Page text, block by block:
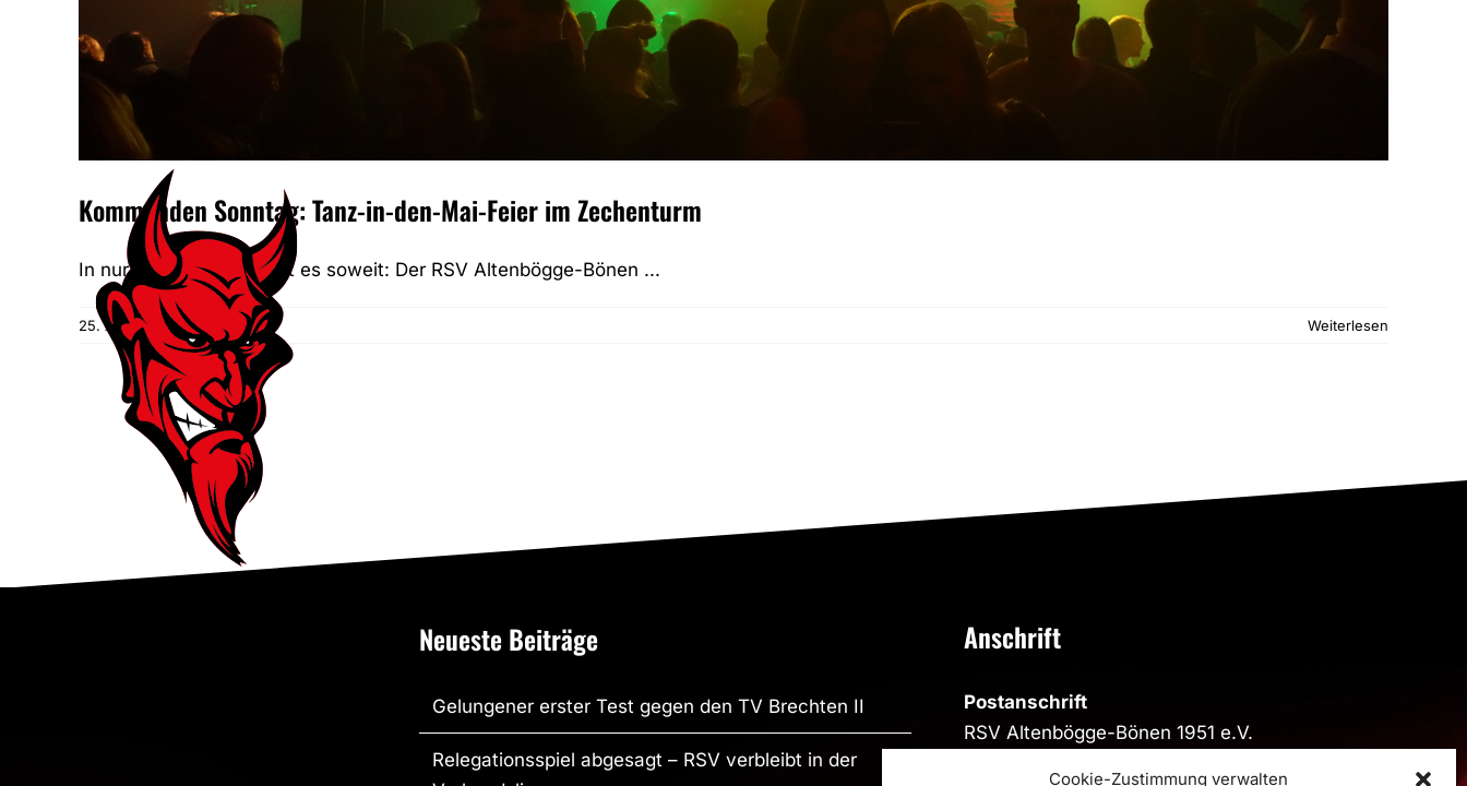
Cookie-Zustimmung verwalten
Kommenden Sonntag: Tanz-in-den-Mai-Feier im Zechenturm
In nur wenigen Tagen ist es soweit: Der RSV Altenbögge-Bönen ...
25. April 2023 | Events Weiterlesen
Neueste Beiträge
Gelungener erster Test gegen den TV Brechten II
Relegationsspiel abgesagt – RSV verbleibt in der
Anschrift
Postanschrift
RSV Altenbögge-Bönen 1951 e.V.